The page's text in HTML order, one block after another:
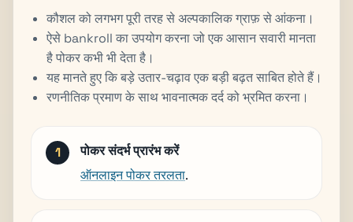
कौशल को लगभग पूरी तरह से अल्पकालिक ग्राफ़ से आंकना।
ऐसे bankroll का उपयोग करना जो एक आसान सवारी मानता
है पोकर कभी भी देता है।
यह मानते हुए कि बड़े उतार-चढ़ाव एक बड़ी बढ़त साबित होते हैं।
रणनीतिक प्रमाण के साथ भावनात्मक दर्द को भ्रमित करना।
पोकर संदर्भ प्रारंभ करें
ऑनलाइन पोकर तरलता.